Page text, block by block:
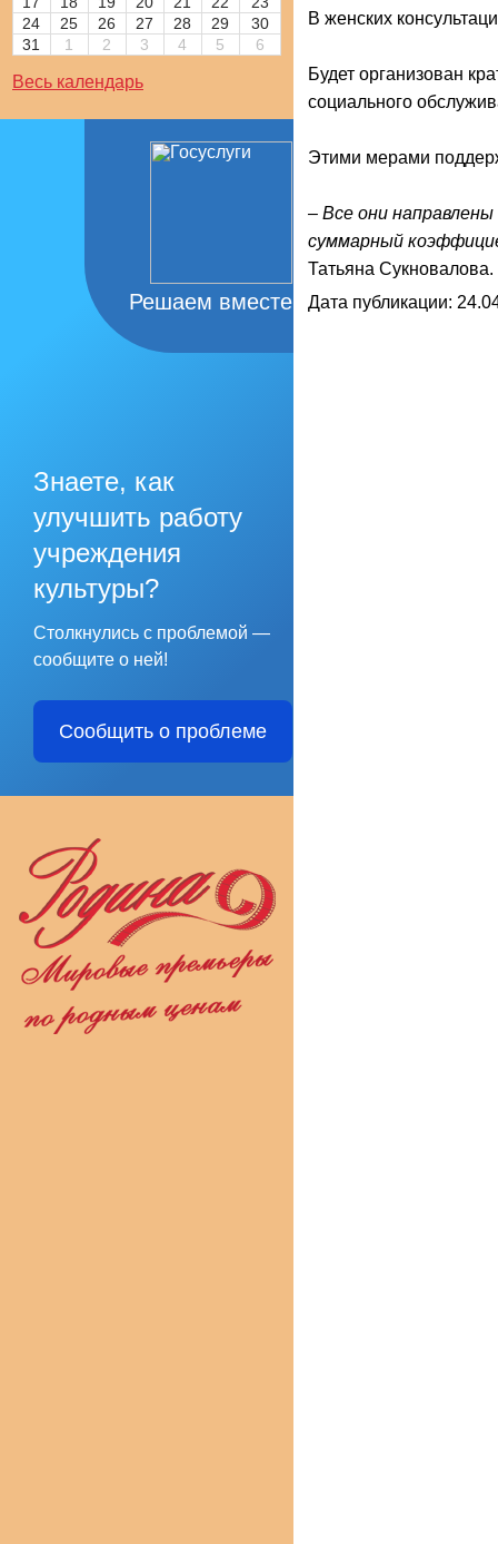
24
25 26 27 28 29
30
31
1 2 3 4 5 6
Весь календарь
Решаем вместе
Знаете, как
улучшить работу
учреждения
культуры?
Столкнулись с проблемой —
сообщите о ней!
Сообщить о проблеме
В женских
Будет организован
социального
Этими мерами
– Все они
суммарный
Татьяна Сукновалова.
Дата публикации: